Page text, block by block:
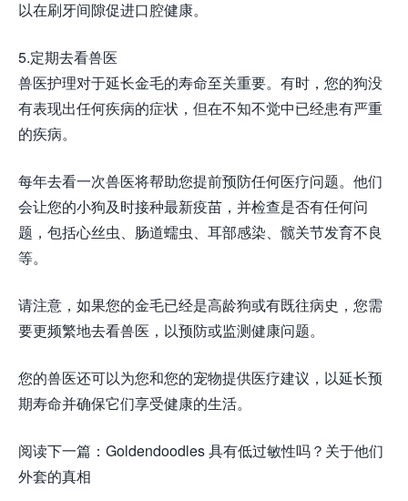
以在刷牙间隙促进口腔健康。
5.定期去看兽医
兽医护理对于延长金毛的寿命至关重要。有时，您的狗没
有表现出任何疾病的症状，但在不知不觉中已经患有严重
的疾病。
每年去看一次兽医将帮助您提前预防任何医疗问题。他们
会让您的小狗及时接种最新疫苗，并检查是否有任何问
题，包括心丝虫、肠道蠕虫、耳部感染、髋关节发育不良
等。
请注意，如果您的金毛已经是高龄狗或有既往病史，您需
要更频繁地去看兽医，以预防或监测健康问题。
您的兽医还可以为您和您的宠物提供医疗建议，以延长预
期寿命并确保它们享受健康的生活。
阅读下一篇：Goldendoodles 具有低过敏性吗？关于他们
外套的真相